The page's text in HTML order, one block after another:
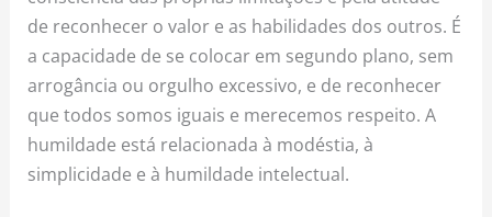
de reconhecer o valor e as habilidades dos outros. É
a capacidade de se colocar em segundo plano, sem
arrogância ou orgulho excessivo, e de reconhecer
que todos somos iguais e merecemos respeito. A
humildade está relacionada à modéstia, à
simplicidade e à humildade intelectual.